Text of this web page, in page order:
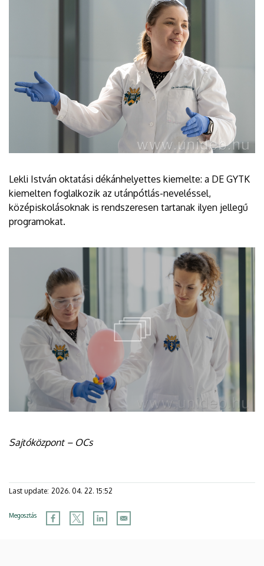
Lekli István oktatási dékánhelyettes kiemelte: a DE GYTK
kiemelten foglalkozik az utánpótlás-neveléssel,
középiskolásoknak is rendszeresen tartanak ilyen jellegű
programokat.
Sajtóközpont – OCs
Last update: 2026. 04. 22. 15:52
Megosztás